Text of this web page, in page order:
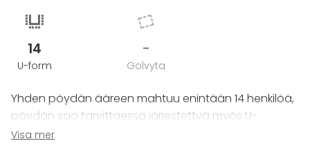
14
U-form
-
Golvyta
Yhden pöydän ääreen mahtuu enintään 14 henkilöä,
pöydän saa tarvittaessa järjestettyä myös U-
muotoon. Kahteen vierekkäiseen pöytään voidaan
Visa mer